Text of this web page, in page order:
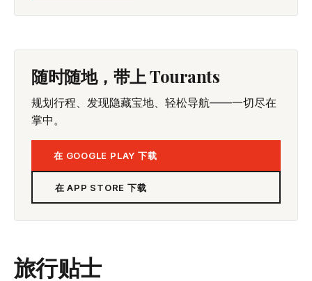
随时随地，带上 Tourants
规划行程、发现隐藏宝地、轻松导航——一切尽在
掌中。
在 GOOGLE PLAY 下载
在 APP STORE 下载
旅行贴士